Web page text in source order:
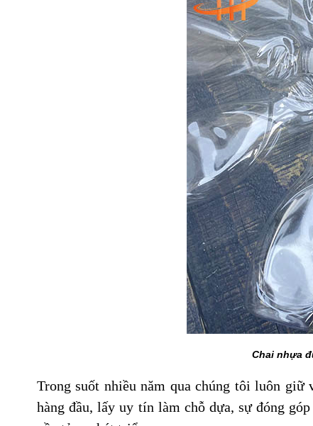
Chai nhựa
Trong suốt nhiều năm qua chúng tôi luôn
hàng đầu, lấy uy tín làm chỗ dựa, sự đóng